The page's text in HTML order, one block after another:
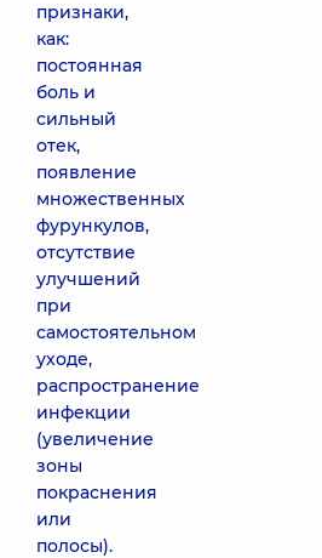
признаки,
как:
постоянная
боль и
сильный
отек,
появление
множественных
фурункулов,
отсутствие
улучшений
при
самостоятельном
уходе,
распространение
инфекции
(увеличение
зоны
покраснения
или
полосы).